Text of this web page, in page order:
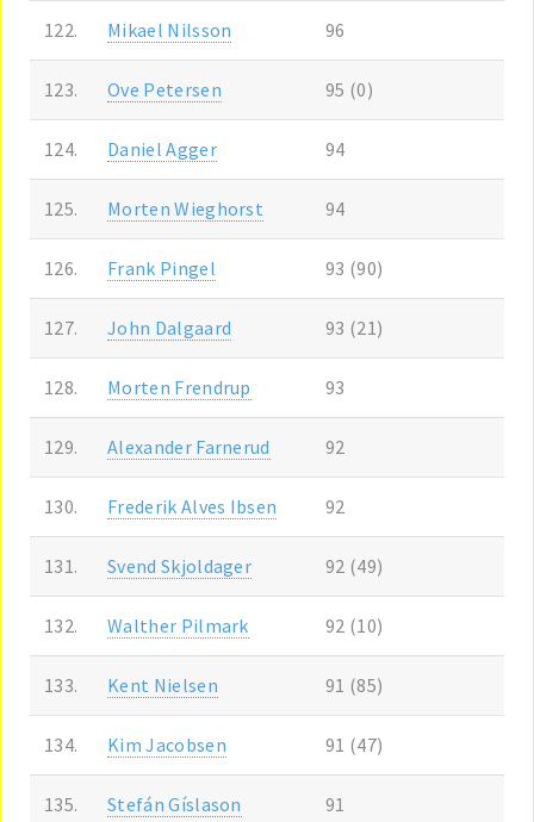
122. Mikael Nilsson 96
123. Ove Petersen 95 (0)
124. Daniel Agger 94
125. Morten Wieghorst 94
126. Frank Pingel 93 (90)
127. John Dalgaard 93 (21)
128. Morten Frendrup 93
129. Alexander Farnerud 92
130. Frederik Alves Ibsen 92
131. Svend Skjoldager 92 (49)
132. Walther Pilmark 92 (10)
133. Kent Nielsen 91 (85)
134. Kim Jacobsen 91 (47)
135. Stefán Gíslason 91